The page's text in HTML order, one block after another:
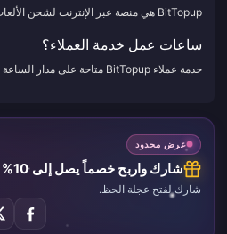
BitTopup هي منصة عبر الإنترنت لشحن الألعاب والخدمات بسرعة وأمان.
ساعات عمل خدمة العملاء؟
خدمة عملاء BitTopup متاحة على مدار الساعة طوال أيام الأسبوع 24/7.
عرض محدود
شارك واربح خصماً يصل إلى 10%
شارك لفتح عجلة الحظ.